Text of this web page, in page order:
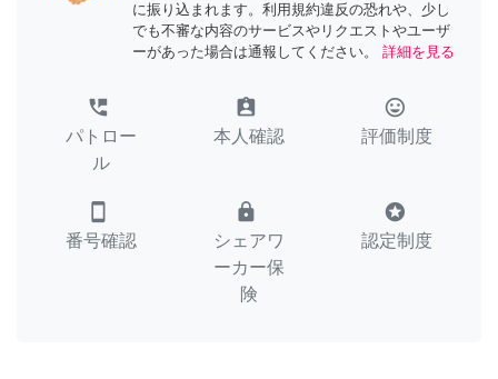
に振り込まれます。利用規約違反の恐れや、少し
でも不審な内容のサービスやリクエストやユーザ
ーがあった場合は通報してください。
詳細を見る
perm_phone_msg
パトロー
ル
assignment_ind
本人確認
tag_faces
評価制度
smartphone
番号確認
lock
シェアワ
ーカー保
険
stars
認定制度